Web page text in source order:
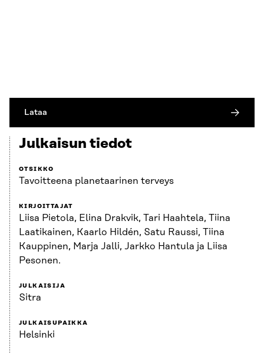
Lataa
Julkaisun tiedot
OTSIKKO
Tavoitteena planetaarinen terveys
KIRJOITTAJAT
Liisa Pietola, Elina Drakvik, Tari Haahtela, Tiina
Laatikainen, Kaarlo Hildén, Satu Raussi, Tiina
Kauppinen, Marja Jalli, Jarkko Hantula ja Liisa
Pesonen.
JULKAISIJA
Sitra
JULKAISUPAIKKA
Helsinki